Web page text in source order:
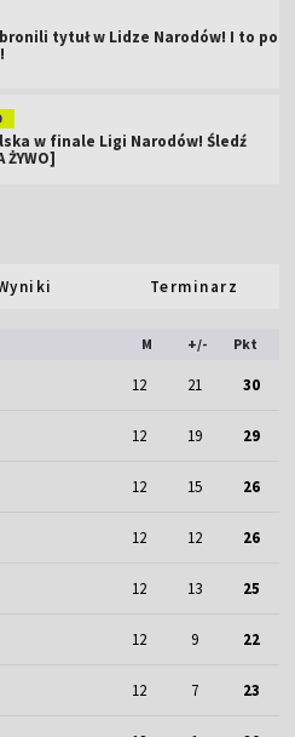
tytuł w Lidze Narodów! I to po
w finale Ligi Narodów! Śledź
ŻYWO]
Terminarz
M +/- Pkt
12 21 30
12 19 29
12 15 26
12 12 26
12 13 25
12 9 22
12 7 23